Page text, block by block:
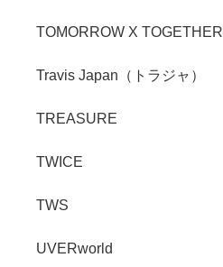
TOMORROW X TOGETHER
Travis Japan（トラジャ）
TREASURE
TWICE
TWS
UVERworld